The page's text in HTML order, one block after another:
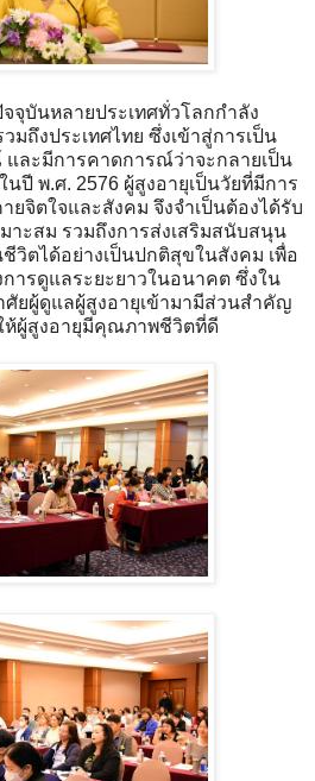
จุบันหลายประเทศทั่วโลกกำลัง
มถึงประเทศไทย ซึ่งเข้าสู่การเป็น
ละมีการคาดการณ์ว่าจะกลายเป็น
ปี พ.ศ. 2576 ผู้สูงอายุเป็นวัยที่มีการ
ยจิตใจและสังคม จึงจำเป็นต้องได้รับ
าะสม รวมถึงการส่งเสริมสนับสนุน
วิตได้อย่างเป็นปกติสุขในสังคม เพื่อ
ารดูแลระยะยาวในอนาคต ซึ่งใน
ศัยผู้ดูแลผู้สูงอายุเข้ามามีส่วนสำคัญ
ผู้สูงอายุมีคุณภาพชีวิตที่ดี